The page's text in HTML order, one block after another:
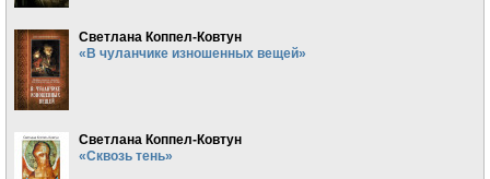
Светлана Коппел-Ковтун
«В чуланчике изношенных вещей»
Светлана Коппел-Ковтун
«Сквозь тень»